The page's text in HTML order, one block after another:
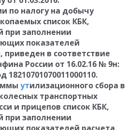
по налогу на добычу
список КБК,
заполнении
показателей
приведен в соответствие
России от 16.02.16 № 9н:
18210701070011000110.
утилизационного сбора в
транспортных
и прицепов список КБК,
заполнении